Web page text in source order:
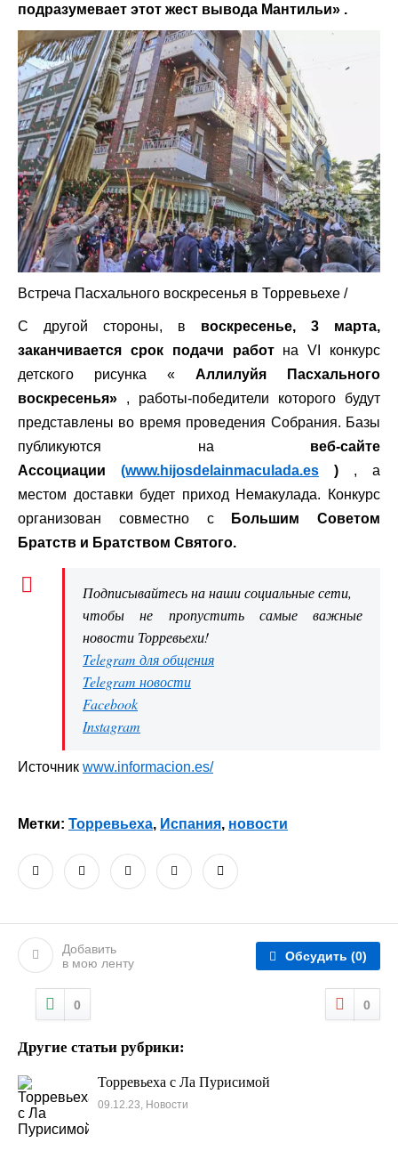
подразумевает этот жест вывода Мантильи» .
Встреча Пасхального воскресенья в Торревьехе /
С другой стороны, в воскресенье, 3 марта,
заканчивается срок подачи работна VI конкурс
детского рисунка « Аллилуйя Пасхального
воскресенья» , работы-победители которого будут
представлены во время проведения Собрания. Базы
публикуются на веб-сайте
Ассоциации (www.hijosdelainmaculada.es ) , а
местом доставки будет приход Немакулада. Конкурс
организован совместно с
Большим Советом
Братств и Братством Святого.
Подписывайтесь на наши социальные сети,
чтобы не пропустить самые важные
новости Торревьехи!
Telegram для общения
Telegram новости
Facebook
Instagram
Источник www.informacion.es/
Метки: Торревьеха, Испания, новости
Добавить
в мою ленту
Обсудить (0)
0 0
Другие статьи рубрики:
Торревьеха с Ла Пурисимой
09.12.23, Новости